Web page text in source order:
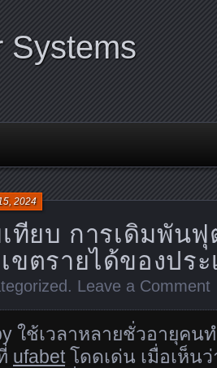
Systems
เทียบ การเดิมพัน
ขตรายได้ของปร
2024
. Leave a Comment
ใช้เวลาหลายชั่วอายุคน
ufabetโดดเด่น เมื่อเห็นว่